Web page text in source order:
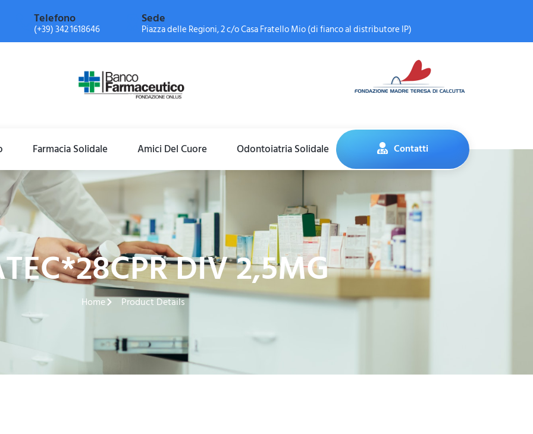
Telefono
(+39) 342 1618646
Sede
Piazza delle Regioni, 2 c/o Casa Fratello Mio (di fianco al distributore IP)
Farmacia Solidale Amici Del Cuore Odontoiatria Solidale Contatti
DIV 2,5MG
Home Product Details